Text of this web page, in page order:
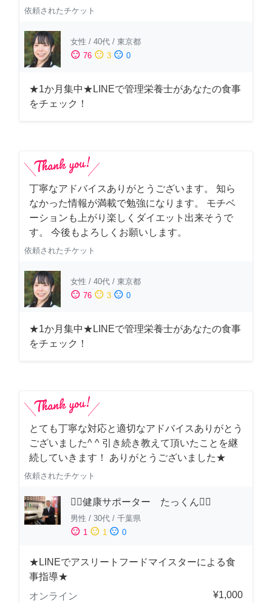
依頼されたチケット
女性 / 40代 / 東京都
sentiment_satisfied 76 sentiment_neutral 3 sentiment_dissatisfied 0
★1か月集中★LINEで管理栄養士があなたの食事
をチェック！
丁寧なアドバイスありがとうございます。 知ら
なかった情報が満載で勉強になります。 モチベ
ーションも上がり楽しくダイエット出来そうで
す。 今後もよろしくお願いします。
依頼されたチケット
女性 / 40代 / 東京都
sentiment_satisfied 76 sentiment_neutral 3 sentiment_dissatisfied 0
★1か月集中★LINEで管理栄養士があなたの食事
をチェック！
とても丁寧な対応と適切なアドバイスありがとう
ございました^ ^ 引き続き教えて頂いたことを継
続していきます！ ありがとうございました★
依頼されたチケット
🏋️‍♂️健康サポーター たっくん🏋️‍♂️
男性 / 30代 / 千葉県
sentiment_satisfied 1 sentiment_neutral 1 sentiment_dissatisfied 0
★LINEでアスリートフードマイスターによる食
事指導★
オンライン
¥1,000